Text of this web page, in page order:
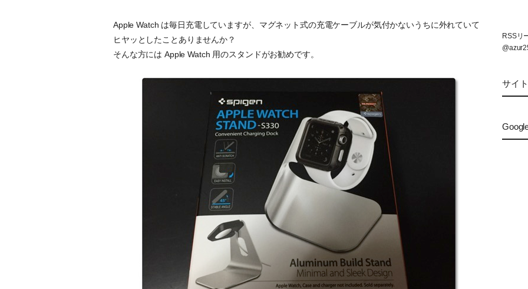
Apple Watch は毎日充電していますが、マグネット式の充電ケーブルが気付かないうちに外れていて
ヒヤッとしたことありませんか？
そんな方には Apple Watch 用のスタンドがお勧めです。
RSSリ
サイ